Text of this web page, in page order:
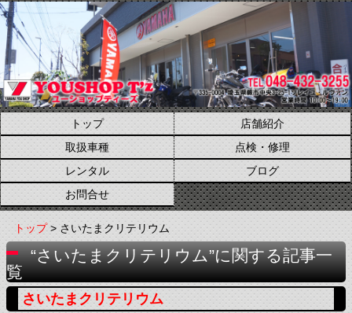
トップ
店舗紹介
取扱車種
点検・修理
レンタル
ブログ
お問合せ
トップ> さいたまクリテリウム
“さいたまクリテリウム”に関する記事一
覧
さいたまクリテリウム